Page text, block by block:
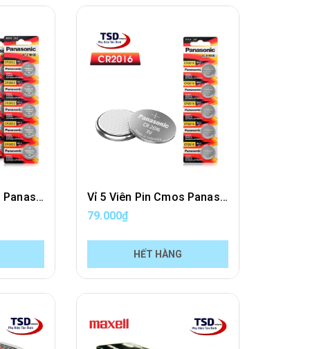
Vỉ 5 Viên Pin Cmos Panasonic CR2032 Lithium 3V Chính Hãng
Vỉ 5 Viên Pin Cmos Panasonic CR2016 Lithium 3V Chính Hãng
79.000₫
HẾT HÀNG